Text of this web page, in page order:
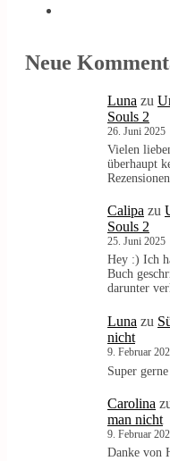
Neue
Luna zu
Souls 2
26. Juni 2025
Vielen
überhaupt
Calipa zu
Souls 2
25. Juni 2025
Hey :) Ich
Buch
darunter
Luna zu
nicht
9. Februar
Super
Carolina
man nicht
9. Februar
Danke von